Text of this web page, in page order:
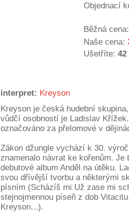
Objednací
Běžná cena:
Naše cena:
Ušetříte: 42
interpret: Kreyson
Kreyson je česká hudební
vůdčí osobností je Ladislav
označováno za přelomové v
Zákon džungle vychází k 30.
znamenalo návrat ke kořenům.
debutové album Anděl na útěku.
svou dřívější tvorbu a některými
písním (Scházíš mi Už zase mi
stejnojmennou píseň z dob
Kreyson...).